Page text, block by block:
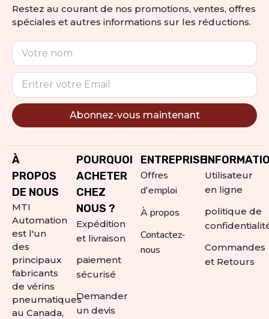
Restez au courant de nos promotions, ventes, offres
spéciales et autres informations sur les réductions.
Abonnez-vous maintenant
À
PROPOS
DE NOUS
MTI
Automation
est l'un
des
principaux
fabricants
de vérins
pneumatiques
au Canada,
POURQUOI
ACHETER
CHEZ
NOUS ?
Expédition
et livraison
paiement
sécurisé
Demander
un devis
ENTREPRISE
Offres
d'emploi
À propos
Contactez-
nous
Utilisateur
en ligne
politique de
Commandes
et Retours